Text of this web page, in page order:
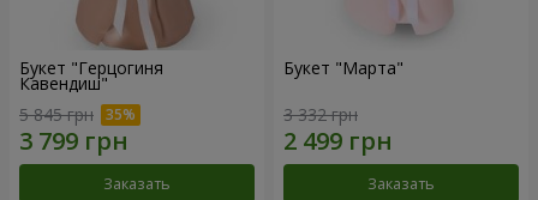
Букет "Герцогиня
Кавендиш"
5 845 грн
Заказать
Букет "Марта"
3 332 грн
Заказать